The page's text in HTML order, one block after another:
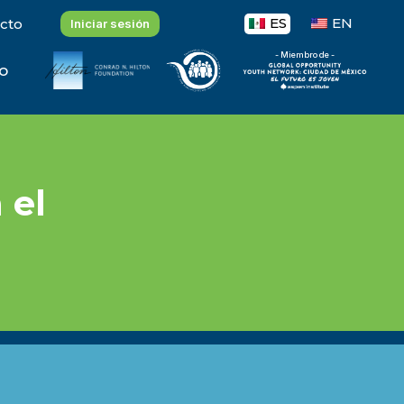
Iniciar sesión ES EN
- Miembro de -
el